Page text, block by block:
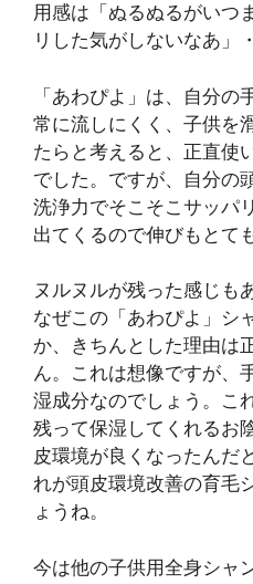
用感は「ぬるぬるがいつ
リした気がしないなあ」
「あわぴよ」は、自分
常に流しにくく、子供を
たらと考えると、正直使
でした。ですが、自分の
洗浄力でそこそこサッパ
出てくるので伸びもとて
ヌルヌルが残った感じも
なぜこの「あわぴよ」シ
か、きちんとした理由は
ん。これは想像ですが、
湿成分なのでしょう。こ
残って保湿してくれるお
皮環境が良くなったんだ
れが頭皮環境改善の育毛
ょうね。
今は他の子供用全身シャ